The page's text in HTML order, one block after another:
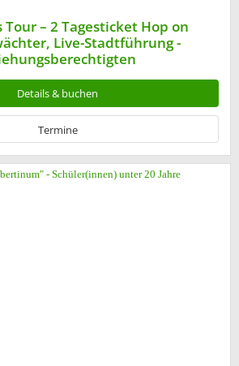
Tour – 2 Tagesticket Hop on
Live-Stadtführung -
Details & buchen
Termine